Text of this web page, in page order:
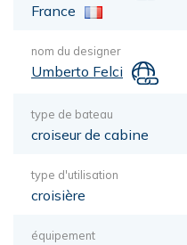
France
nom du designer
Umberto Felci
type de bateau
croiseur de cabine
type d'utilisation
croisière
équipement